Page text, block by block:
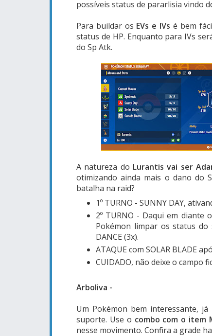
possíveis status de pararlisia vindo
Para buildar os EVs e IVs é bem
status de HP. Enquanto para IVs
do Sp Atk.
A natureza do Lurantis vai ser
otimizando ainda mais o dano do
batalha na raid?
1º TURNO - SUNNY DAY,
2º TURNO - Daqui em diante
Pokémon limpar os status do
DANCE (3x).
ATAQUE com SOLAR BLADE
CUIDADO, não deixe o campo
Arboliva -
Um Pokémon bem interessante,
suporte. Use o combo com o item
nesse movimento. Confira a grade